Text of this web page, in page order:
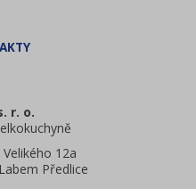
r. o.
12a
Předlice